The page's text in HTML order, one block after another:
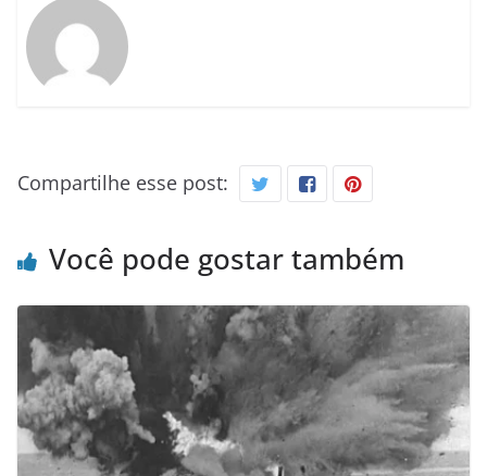
Compartilhe esse post:
Você pode gostar também